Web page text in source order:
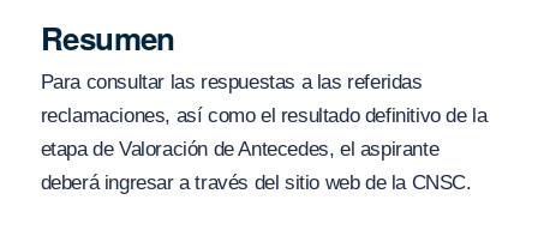
Resumen
Para consultar las respuestas a las referidas
reclamaciones, así como el resultado definitivo de la
etapa de Valoración de Antecedes, el aspirante
deberá ingresar a través del sitio web de la CNSC.